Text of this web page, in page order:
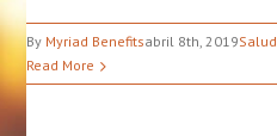
By Myriad Benefitsabril 8th, 2019Salud
Read More